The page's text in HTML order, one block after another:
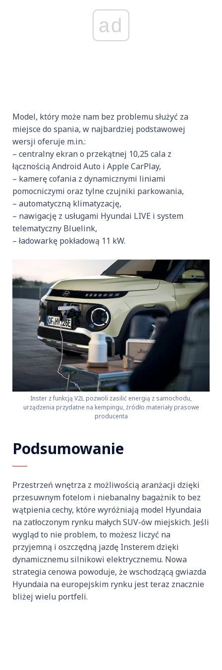
ad
Model, który może nam bez problemu służyć za
miejsce do spania, w najbardziej podstawowej
wersji oferuje m.in.:
– centralny ekran o przekątnej 10,25 cala z
łącznością Android Auto i Apple CarPlay,
– kamerę cofania z dynamicznymi liniami
pomocniczymi oraz tylne czujniki parkowania,
– automatyczną klimatyzację,
– nawigację z usługami Hyundai LIVE i system
telematyczny Bluelink,
– ładowarkę pokładową 11 kW.
Inster z funkcją V2L pozwoli zasilić energią z samochodu,
urządzenia przydatne na kempingu, źródło materiały prasowe
producenta
Podsumowanie
Przestrzeń wnętrza z możliwością aranżacji dzięki
przesuwnym fotelom i niebanalny bagażnik to bez
wątpienia cechy, które wyróżniają model Hyundaia
na zatłoczonym rynku małych SUV-ów miejskich. Jeśli
wygląd to nie problem, to możesz liczyć na
przyjemną i oszczędną jazdę Insterem dzięki
dynamicznemu silnikowi elektrycznemu. Nowa
strategia cenowa powoduje, że wschodzącą gwiazda
Hyundaia na europejskim rynku jest teraz znacznie
bliżej wielu portfeli.